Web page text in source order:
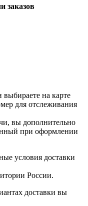
заказов
на карте
для отслеживания
вы дополнительно
при оформлении
условия доставки
России.
доставки вы